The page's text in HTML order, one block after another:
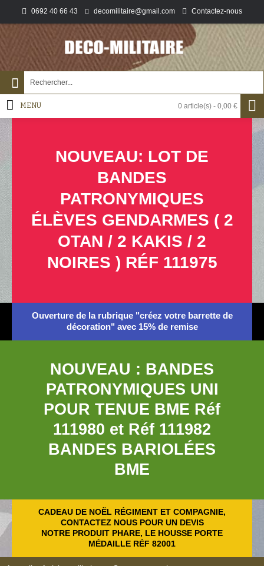
0692 40 66 43 decomilitaire@gmail.com Contactez-nous
0 article(s) - 0,00 €
MENU
NOUVEAU: LOT DE
BANDES
PATRONYMIQUES
ÉLÈVES GENDARMES ( 2
OTAN / 2 KAKIS / 2
NOIRES ) RÉF 111975
Ouverture de la rubrique "créez votre barrette de
décoration" avec 15% de remise
NOUVEAU : BANDES
PATRONYMIQUES UNI
POUR TENUE BME Réf
111980 et Réf 111982
BANDES BARIOLÉES
BME
CADEAU DE NOËL RÉGIMENT ET COMPAGNIE,
CONTACTEZ NOUS POUR UN DEVIS
NOTRE PRODUIT PHARE, LE HOUSSE PORTE
MÉDAILLE RÉF 82001